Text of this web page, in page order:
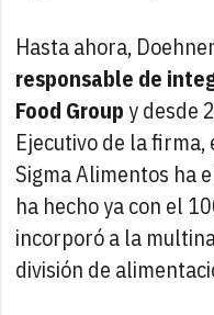
Hasta ahora,
responsable de
Food Groupy desde
Ejecutivo de la
Sigma Alimentos ha
ha hecho ya con el
incorporó a la
división de